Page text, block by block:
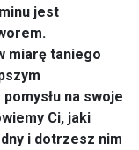
jest
miarę taniego
na swoje
Ci, jaki
i dotrzesz nim